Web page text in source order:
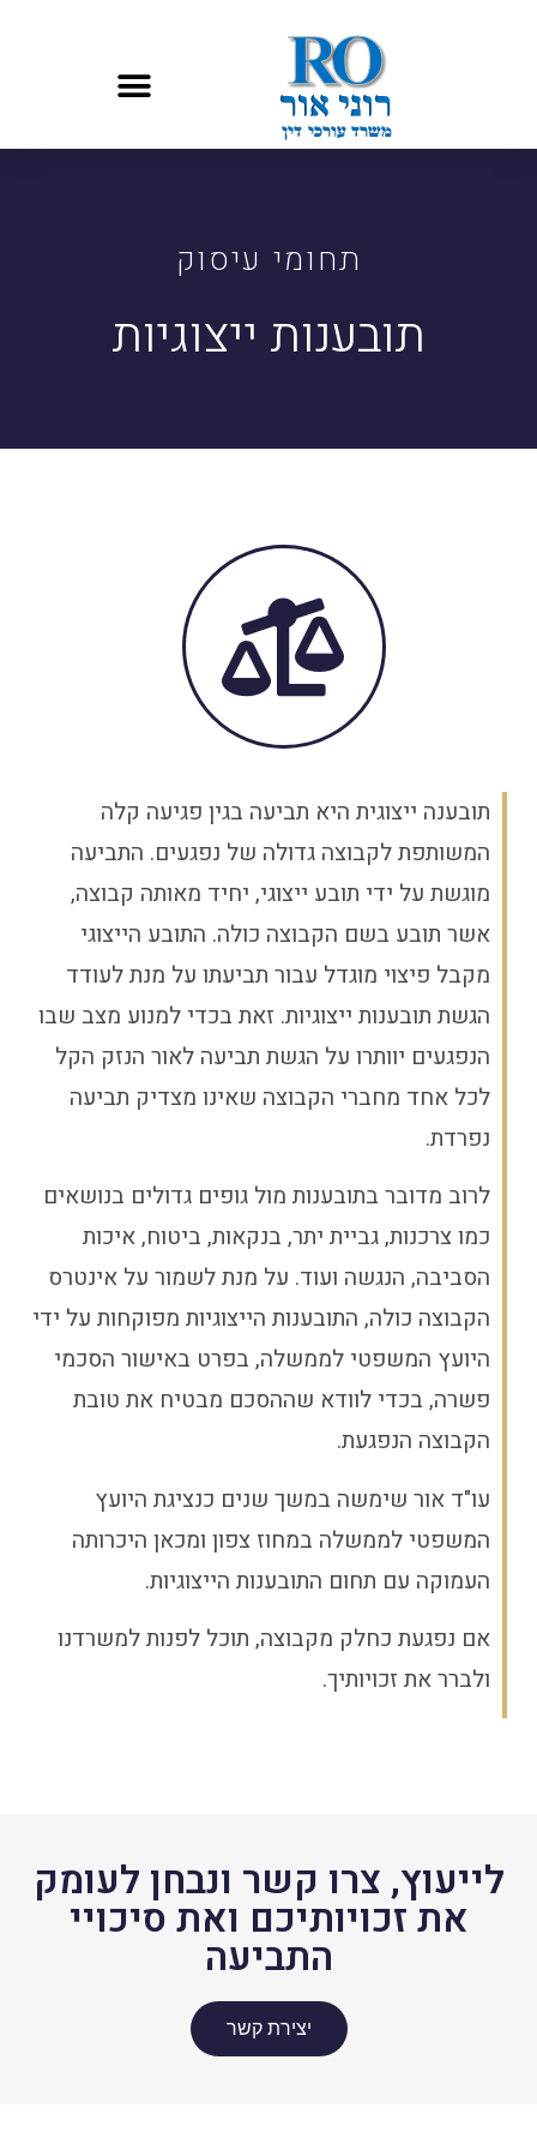
תחומי עיסוק
תובענות ייצוגיות
תובענה ייצוגית היא תביעה בגין פגיעה קלה
המשותפת לקבוצה גדולה של נפגעים. התביעה
מוגשת על ידי תובע ייצוגי, יחיד מאותה קבוצה,
אשר תובע בשם הקבוצה כולה. התובע הייצוגי
מקבל פיצוי מוגדל עבור תביעתו על מנת לעודד
הגשת תובענות ייצוגיות. זאת בכדי למנוע מצב שבו
הנפגעים יוותרו על הגשת תביעה לאור הנזק הקל
לכל אחד מחברי הקבוצה שאינו מצדיק תביעה
נפרדת.
לרוב מדובר בתובענות מול גופים גדולים בנושאים
כמו צרכנות, גביית יתר, בנקאות, ביטוח, איכות
הסביבה, הנגשה ועוד. על מנת לשמור על אינטרס
הקבוצה כולה, התובענות הייצוגיות מפוקחות על ידי
היועץ המשפטי לממשלה, בפרט באישור הסכמי
פשרה, בכדי לוודא שההסכם מבטיח את טובת
הקבוצה הנפגעת.
עו"ד אור שימשה במשך שנים כנציגת היועץ
המשפטי לממשלה במחוז צפון ומכאן היכרותה
העמוקה עם תחום התובענות הייצוגיות.
אם נפגעת כחלק מקבוצה, תוכל לפנות למשרדנו
ולברר את זכויותיך.
לייעוץ, צרו קשר ונבחן לעומק
את זכויותיכם ואת סיכויי
התביעה
יצירת קשר